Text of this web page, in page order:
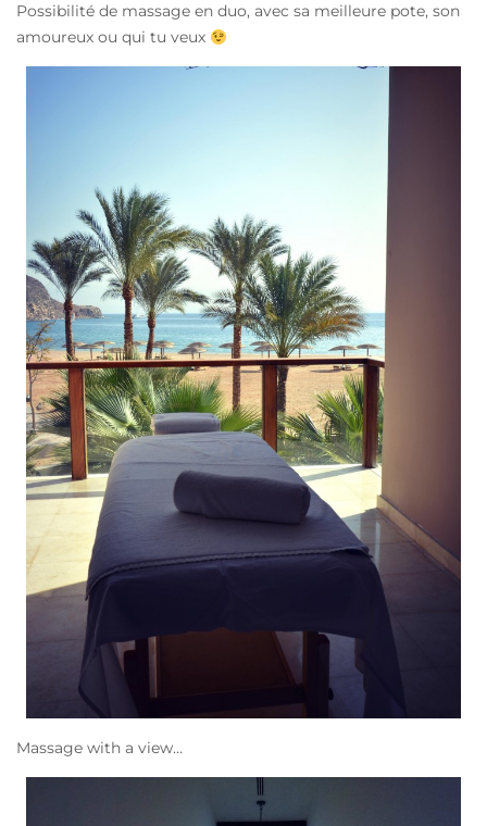
Possibilité de massage en duo, avec sa meilleure pote, son
amoureux ou qui tu veux
Massage with a view…